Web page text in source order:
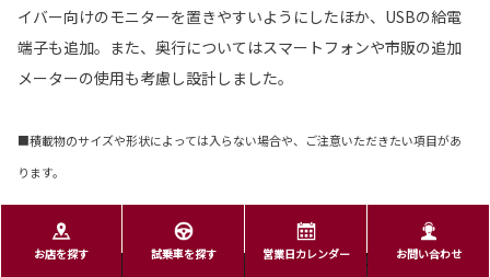
イバー向けのモニターを置きやすいようにしたほか、USBの給電
端子も追加。また、奥行についてはスマートフォンや市販の追加
メーターの使用も考慮し設計しました。
■積載物のサイズや形状によっては入らない場合や、ご注意いただきたい項目があ
ります。
お店を探す 試乗車を探す 営業日カレンダー お問い合わせ